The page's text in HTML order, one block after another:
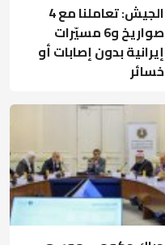
الجيش: تعاملنا مع 4
صواريخ و6 مسيّرات
إيرانية بدون إصابات أو
خسائر